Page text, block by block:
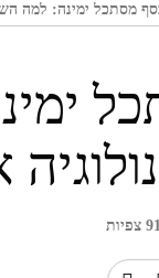
מסתכל ימינה: למה
91 צפיות